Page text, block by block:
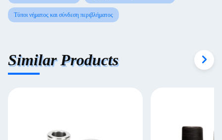
Τύποι νήματος και σύνδεση περιβλήματος
Similar Products